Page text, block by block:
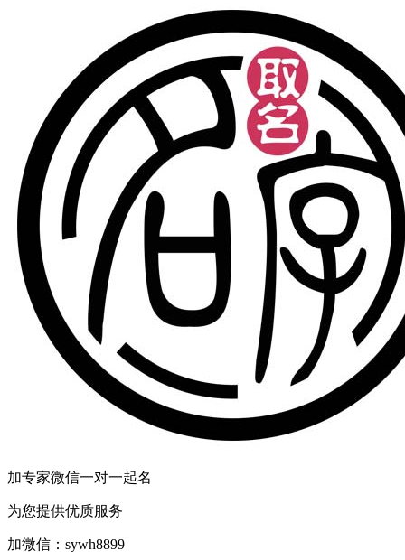
加专家微信一对一起名
为您提供优质服务
加微信： sywh8899